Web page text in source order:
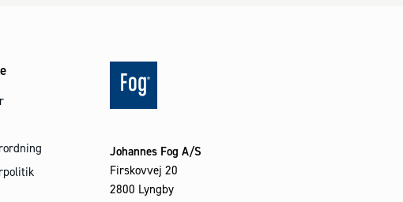
Johannes Fog A/S
Firskovvej 20
2800 Lyngby